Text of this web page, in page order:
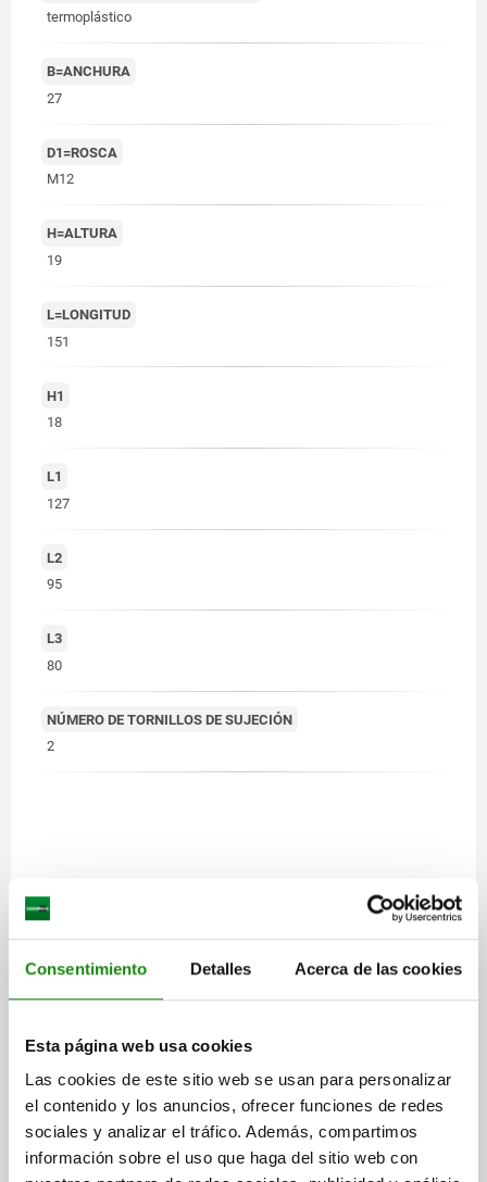
Consentimiento Detalles Acerca de las cookies
Esta página web usa cookies
Las cookies de este sitio web se usan para personalizar
el contenido y los anuncios, ofrecer funciones de redes
sociales y analizar el tráfico. Además, compartimos
información sobre el uso que haga del sitio web con
termoplástico
B=ANCHURA
27
D1=ROSCA
M12
H=ALTURA
19
L=LONGITUD
151
H1
18
L1
127
L2
95
L3
80
NÚMERO DE TORNILLOS DE SUJECIÓN
2